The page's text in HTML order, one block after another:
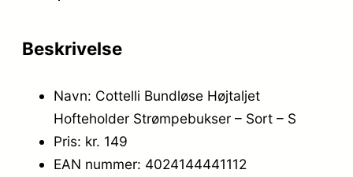
Beskrivelse
Navn: Cottelli Bundløse Højtaljet
Hofteholder Strømpebukser – Sort – S
Pris: kr. 149
EAN nummer: 4024144441112